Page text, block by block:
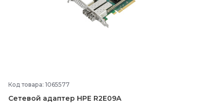
Код товара: 1065577
Сетевой адаптер HPE R2E09A